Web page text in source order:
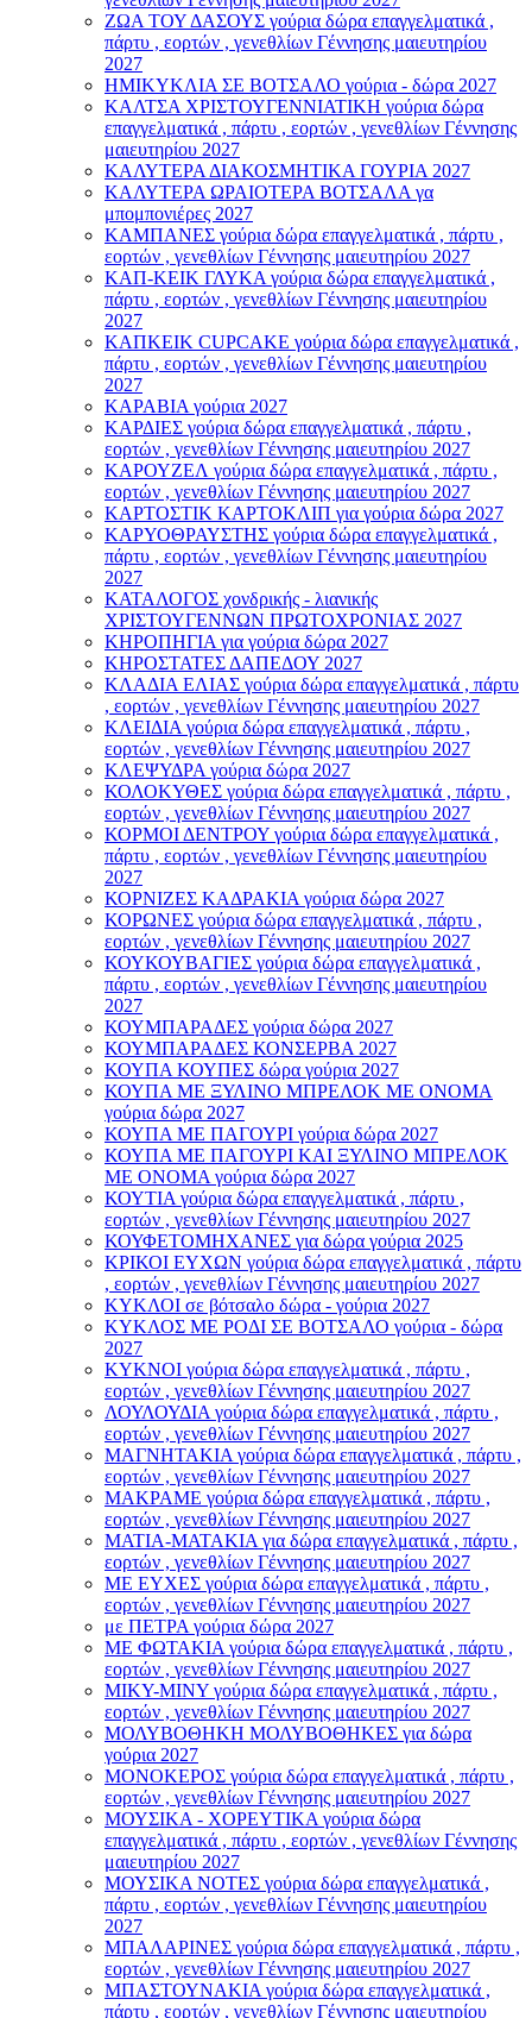
ΖΩΑ ΤΟΥ ΔΑΣΟΥΣ γούρια δώρα επαγγελματικά ,
πάρτυ , εορτών , γενεθλίων Γέννησης μαιευτηρίου
2027
ΗΜΙΚΥΚΛΙΑ ΣΕ ΒΟΤΣΑΛΟ γούρια - δώρα 2027
ΚΑΛΤΣΑ ΧΡΙΣΤΟΥΓΕΝΝΙΑΤΙΚΗ γούρια δώρα
επαγγελματικά , πάρτυ , εορτών , γενεθλίων Γέννησης
μαιευτηρίου 2027
ΚΑΛΥΤΕΡΑ ΔΙΑΚΟΣΜΗΤΙΚΑ ΓΟΥΡΙΑ 2027
ΚΑΛΥΤΕΡΑ ΩΡΑΙΟΤΕΡΑ ΒΟΤΣΑΛΑ γα
μπομπονιέρες 2027
ΚΑΜΠΑΝΕΣ γούρια δώρα επαγγελματικά , πάρτυ ,
εορτών , γενεθλίων Γέννησης μαιευτηρίου 2027
ΚΑΠ-ΚΕΙΚ ΓΛΥΚΑ γούρια δώρα επαγγελματικά ,
πάρτυ , εορτών , γενεθλίων Γέννησης μαιευτηρίου
2027
ΚΑΠΚΕΙΚ CUPCAKE γούρια δώρα επαγγελματικά ,
πάρτυ , εορτών , γενεθλίων Γέννησης μαιευτηρίου
2027
ΚΑΡΑΒΙΑ γούρια 2027
ΚΑΡΔΙΕΣ γούρια δώρα επαγγελματικά , πάρτυ ,
εορτών , γενεθλίων Γέννησης μαιευτηρίου 2027
ΚΑΡΟΥΖΕΛ γούρια δώρα επαγγελματικά , πάρτυ ,
εορτών , γενεθλίων Γέννησης μαιευτηρίου 2027
ΚΑΡΤΟΣΤΙΚ ΚΑΡΤΟΚΛΙΠ για γούρια δώρα 2027
ΚΑΡΥΟΘΡΑΥΣΤΗΣ γούρια δώρα επαγγελματικά ,
πάρτυ , εορτών , γενεθλίων Γέννησης μαιευτηρίου
2027
ΚΑΤΑΛΟΓΟΣ χονδρικής - λιανικής
ΧΡΙΣΤΟΥΓΕΝΝΩΝ ΠΡΩΤΟΧΡΟΝΙΑΣ 2027
ΚΗΡΟΠΗΓΙΑ για γούρια δώρα 2027
ΚΗΡΟΣΤΑΤΕΣ ΔΑΠΕΔΟΥ 2027
ΚΛΑΔΙΑ ΕΛΙΑΣ γούρια δώρα επαγγελματικά , πάρτυ
, εορτών , γενεθλίων Γέννησης μαιευτηρίου 2027
ΚΛΕΙΔΙΑ γούρια δώρα επαγγελματικά , πάρτυ ,
εορτών , γενεθλίων Γέννησης μαιευτηρίου 2027
ΚΛΕΨΥΔΡΑ γούρια δώρα 2027
ΚΟΛΟΚΥΘΕΣ γούρια δώρα επαγγελματικά , πάρτυ ,
εορτών , γενεθλίων Γέννησης μαιευτηρίου 2027
ΚΟΡΜΟΙ ΔΕΝΤΡΟΥ γούρια δώρα επαγγελματικά ,
πάρτυ , εορτών , γενεθλίων Γέννησης μαιευτηρίου
2027
ΚΟΡΝΙΖΕΣ ΚΑΔΡΑΚΙΑ γούρια δώρα 2027
ΚΟΡΩΝΕΣ γούρια δώρα επαγγελματικά , πάρτυ ,
εορτών , γενεθλίων Γέννησης μαιευτηρίου 2027
ΚΟΥΚΟΥΒΑΓΙΕΣ γούρια δώρα επαγγελματικά ,
πάρτυ , εορτών , γενεθλίων Γέννησης μαιευτηρίου
2027
ΚΟΥΜΠΑΡΑΔΕΣ γούρια δώρα 2027
ΚΟΥΜΠΑΡΑΔΕΣ ΚΟΝΣΕΡΒΑ 2027
ΚΟΥΠΑ ΚΟΥΠΕΣ δώρα γούρια 2027
ΚΟΥΠΑ ΜΕ ΞΥΛΙΝΟ ΜΠΡΕΛΟΚ ΜΕ ΟΝΟΜΑ
γούρια δώρα 2027
ΚΟΥΠΑ ΜΕ ΠΑΓΟΥΡΙ γούρια δώρα 2027
ΚΟΥΠΑ ΜΕ ΠΑΓΟΥΡΙ ΚΑΙ ΞΥΛΙΝΟ ΜΠΡΕΛΟΚ
ΜΕ ΟΝΟΜΑ γούρια δώρα 2027
ΚΟΥΤΙΑ γούρια δώρα επαγγελματικά , πάρτυ ,
εορτών , γενεθλίων Γέννησης μαιευτηρίου 2027
ΚΟΥΦΕΤΟΜΗΧΑΝΕΣ για δώρα γούρια 2025
ΚΡΙΚΟΙ ΕΥΧΩΝ γούρια δώρα επαγγελματικά , πάρτυ
, εορτών , γενεθλίων Γέννησης μαιευτηρίου 2027
ΚΥΚΛΟΙ σε βότσαλο δώρα - γούρια 2027
ΚΥΚΛΟΣ ΜΕ ΡΟΔΙ ΣΕ ΒΟΤΣΑΛΟ γούρια - δώρα
2027
ΚΥΚΝΟΙ γούρια δώρα επαγγελματικά , πάρτυ ,
εορτών , γενεθλίων Γέννησης μαιευτηρίου 2027
ΛΟΥΛΟΥΔΙΑ γούρια δώρα επαγγελματικά , πάρτυ ,
εορτών , γενεθλίων Γέννησης μαιευτηρίου 2027
ΜΑΓΝΗΤΑΚΙΑ γούρια δώρα επαγγελματικά , πάρτυ ,
εορτών , γενεθλίων Γέννησης μαιευτηρίου 2027
ΜΑΚΡΑΜΕ γούρια δώρα επαγγελματικά , πάρτυ ,
εορτών , γενεθλίων Γέννησης μαιευτηρίου 2027
ΜΑΤΙΑ-ΜΑΤΑΚΙΑ για δώρα επαγγελματικά , πάρτυ ,
εορτών , γενεθλίων Γέννησης μαιευτηρίου 2027
ΜΕ ΕΥΧΕΣ γούρια δώρα επαγγελματικά , πάρτυ ,
εορτών , γενεθλίων Γέννησης μαιευτηρίου 2027
με ΠΕΤΡΑ γούρια δώρα 2027
ΜΕ ΦΩΤΑΚΙΑ γούρια δώρα επαγγελματικά , πάρτυ ,
εορτών , γενεθλίων Γέννησης μαιευτηρίου 2027
ΜΙΚΥ-ΜΙΝΥ γούρια δώρα επαγγελματικά , πάρτυ ,
εορτών , γενεθλίων Γέννησης μαιευτηρίου 2027
ΜΟΛΥΒΟΘΗΚΗ ΜΟΛΥΒΟΘΗΚΕΣ για δώρα
γούρια 2027
ΜΟΝΟΚΕΡΟΣ γούρια δώρα επαγγελματικά , πάρτυ ,
εορτών , γενεθλίων Γέννησης μαιευτηρίου 2027
ΜΟΥΣΙΚΑ - ΧΟΡΕΥΤΙΚΑ γούρια δώρα
επαγγελματικά , πάρτυ , εορτών , γενεθλίων Γέννησης
μαιευτηρίου 2027
ΜΟΥΣΙΚΑ ΝΟΤΕΣ γούρια δώρα επαγγελματικά ,
πάρτυ , εορτών , γενεθλίων Γέννησης μαιευτηρίου
2027
ΜΠΑΛΑΡΙΝΕΣ γούρια δώρα επαγγελματικά , πάρτυ ,
εορτών , γενεθλίων Γέννησης μαιευτηρίου 2027
ΜΠΑΣΤΟΥΝΑΚΙΑ γούρια δώρα επαγγελματικά ,
πάρτυ , εορτών , γενεθλίων Γέννησης μαιευτηρίου